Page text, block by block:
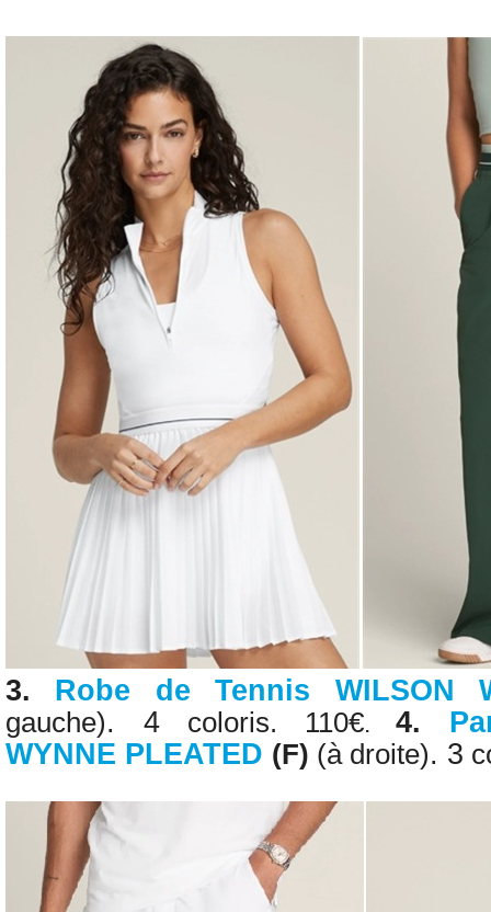
3. Robe de Tennis WILSON
gauche). 4 coloris. 110€. 4.
WYNNE PLEATED (F) (à droite). 3